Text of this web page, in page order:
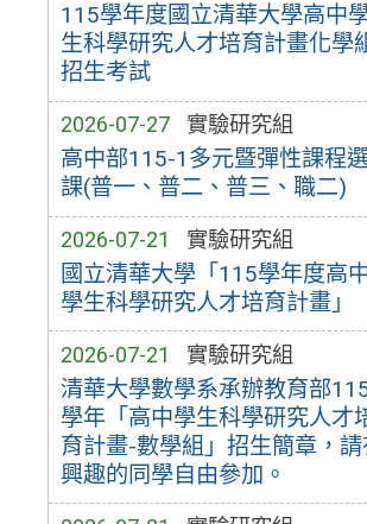
115學年度國立清華大學高中
生科學研究人才培育計畫化學
招生考試
2026-07-27 實驗研究組
高中部115-1多元暨彈性課程
課(普一、普二、普三、職二)
2026-07-21 實驗研究組
國立清華大學「115學年度高
學生科學研究人才培育計畫」
2026-07-21 實驗研究組
清華大學數學系承辦教育部
學年「高中學生科學研究人才
育計畫-數學組」招生簡章，請
興趣的同學自由參加。